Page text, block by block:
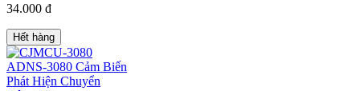
34.000 đ
Hết hàng